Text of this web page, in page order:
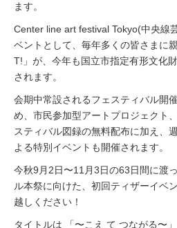
駅から
ます。
Center line art festival Tokyo(中央線
ベントとして、毎年多くの皆さまに
T!」が、今年も国立市指定有形文化
されます。
会期中常設されるフェスティバル開
め、市民参加型アートプロジェクト
スティバル図録の無料配布に加え、
よる特別イベントも開催されます。
今秋9月2日〜11月3日の63日間に渡
ル本祭に向けた、初回ティザーイベ
越しください！
タイトルは 「〜こえ て つながる〜」